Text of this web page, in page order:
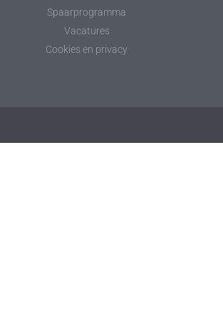
Spaarprogramma
Vacatures
Cookies en privacy